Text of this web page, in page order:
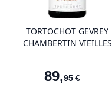
TORTOCHOT GEVREY
CHAMBERTIN VIEILLES
89,95 €